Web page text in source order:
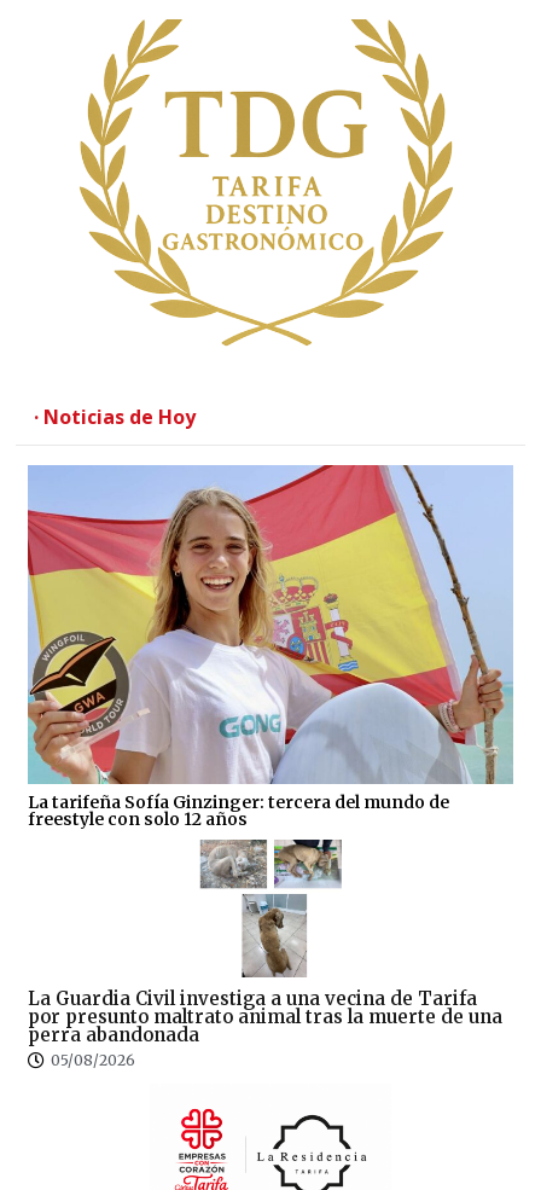
· Noticias de Hoy
La tarifeña Sofía Ginzinger: tercera del mundo de
freestyle con solo 12 años
La Guardia Civil investiga a una vecina de Tarifa
por presunto maltrato animal tras la muerte de una
perra abandonada
05/08/2026